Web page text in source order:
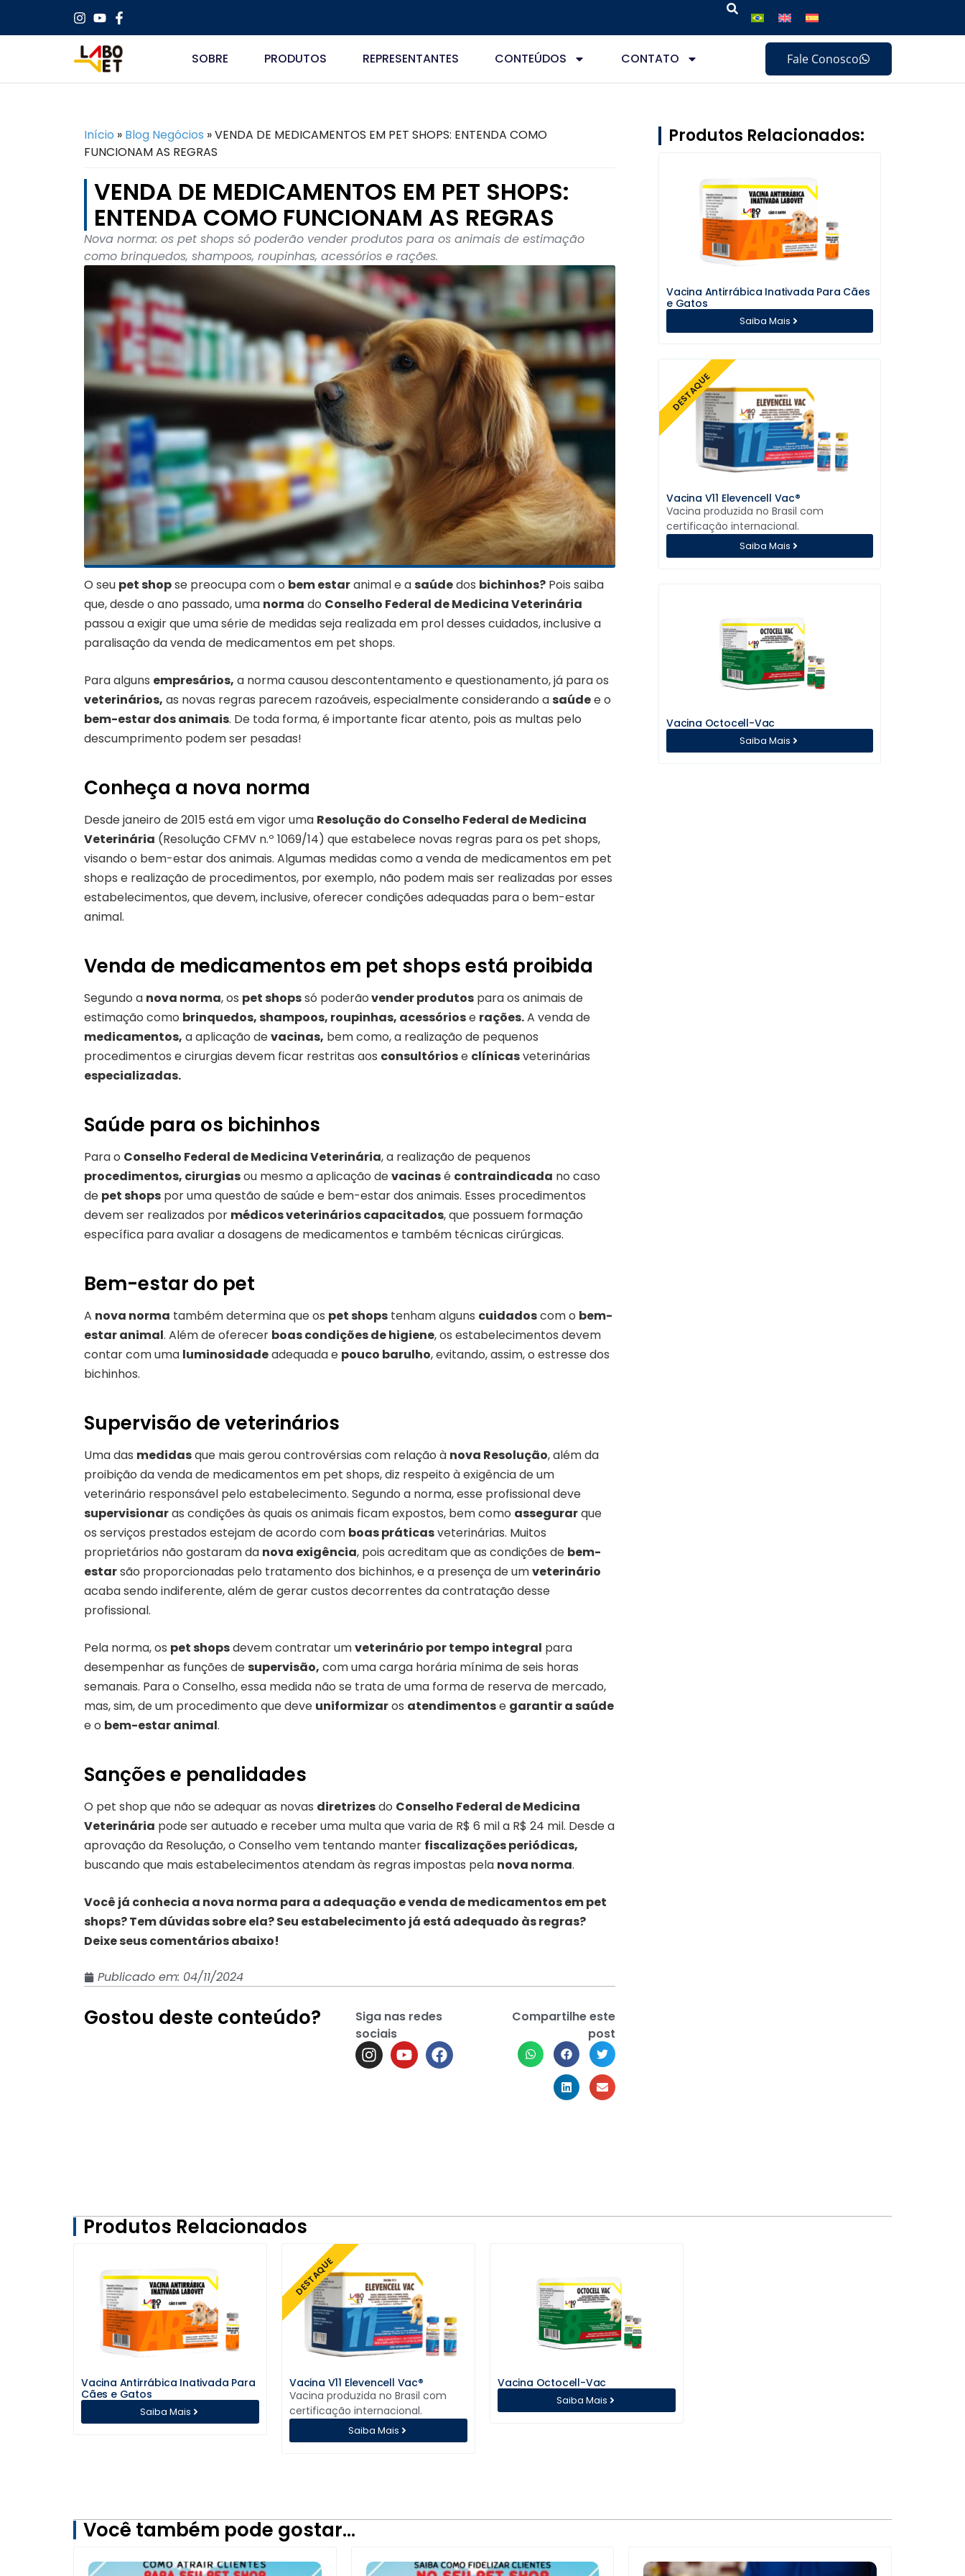
SOBRE PRODUTOS REPRESENTANTES CONTEÚDOS CONTATO Fale Conosco
Início » Blog Negócios »VENDA DE MEDICAMENTOS EM PET SHOPS: ENTENDA COMO
FUNCIONAM AS REGRAS
VENDA DE MEDICAMENTOS EM PET SHOPS:
ENTENDA COMO FUNCIONAM AS REGRAS
Nova norma: os pet shops só poderão vender produtos para os animais de estimação
como brinquedos, shampoos, roupinhas, acessórios e rações.
O seu pet shopse preocupa com o bem estaranimal e asaúdedos bichinhos? Pois saiba
que, desde o ano passado, uma norma do Conselho Federal de Medicina Veterinária
passou a exigir que uma série de medidas seja realizada em prol desses cuidados, inclusive a
paralisação da venda de medicamentos em pet shops.
Para alguns empresários, a norma causou descontentamento e questionamento, já para os
veterinários, as novas regras parecem razoáveis, especialmente considerando asaúdee o
bem-estar dos animais. De toda forma, é importante ficar atento, pois as multas pelo
descumprimento podem ser pesadas!
Conheça a nova norma
Desde janeiro de 2015 está em vigor uma Resolução do Conselho Federal de Medicina
Veterinária (Resolução CFMV n.º 1069/14) que estabelece novas regras para os pet shops,
visando o bem-estar dos animais. Algumas medidas como a venda de medicamentos em pet
shops e realização de procedimentos, por exemplo, não podem mais ser realizadas por esses
estabelecimentos, que devem, inclusive, oferecer condições adequadas para o bem-estar
animal.
Venda de medicamentos em pet shops está proibida
Segundo a nova norma, os pet shopssó poderãovender produtos para os animais de
estimação como brinquedos, shampoos, roupinhas, acessóriose rações.A venda de
medicamentos, a aplicação devacinas, bem como, a realização de pequenos
procedimentos e cirurgias devem ficar restritas aos consultóriose clínicasveterinárias
especializadas.
Saúde para os bichinhos
Para o Conselho Federal de Medicina Veterinária, a realização de pequenos
procedimentos, cirurgiasou mesmo a aplicação devacinasé contraindicada no caso
de pet shops por uma questão de saúde e bem-estar dos animais. Esses procedimentos
devem ser realizados por médicos veterinários capacitados, que possuem formação
específica para avaliar a dosagens de medicamentos e também técnicas cirúrgicas.
Bem-estar do pet
A nova norma também determina que os pet shops tenham alguns cuidadoscom o bem-
estar animal. Além de oferecer boas condições de higiene, os estabelecimentos devem
contar com uma luminosidadeadequada e pouco barulho, evitando, assim, o estresse dos
bichinhos.
Supervisão de veterinários
Uma das medidasque mais gerou controvérsias com relação à nova Resolução, além da
proibição da venda de medicamentos em pet shops, diz respeito à exigência de um
veterinário responsável pelo estabelecimento. Segundo a norma, esse profissional deve
supervisionaras condições às quais os animais ficam expostos, bem como assegurarque
os serviços prestados estejam de acordo com boas práticasveterinárias. Muitos
proprietários não gostaram da nova exigência, pois acreditam que as condições de bem-
estarsão proporcionadas pelo tratamento dos bichinhos, e a presença de umveterinário
acaba sendo indiferente, além de gerar custos decorrentes da contratação desse
profissional.
Pela norma, os pet shopsdevem contratar umveterinário por tempo integral para
desempenhar as funções desupervisão, com uma carga horária mínima de seis horas
semanais. Para o Conselho, essa medida não se trata de uma forma de reserva de mercado,
mas, sim, de um procedimento que deve uniformizaros atendimentose garantir a saúde
e o bem-estar animal.
Sanções e penalidades
O pet shop que não se adequar as novas diretrizesdo Conselho Federal de Medicina
Veterinária pode ser autuado e receber uma multa que varia de R$ 6 mil a R$ 24 mil. Desde a
aprovação da Resolução, o Conselho vem tentando manter fiscalizações periódicas,
buscando que mais estabelecimentos atendam às regras impostas pela nova norma.
Você já conhecia a nova norma para a adequação e venda de medicamentos em pet
shops? Tem dúvidas sobre ela? Seu estabelecimento já está adequado às regras?
Deixe seus comentários abaixo!
Publicado em: 04/11/2024
Gostou deste conteúdo?
Siga nas redes
sociais
Compartilhe este
post
Produtos Relacionados:
Saiba Mais
Vacina Antirrábica Inativada Para Cães
e Gatos
DESTAQUE
Saiba Mais
Vacina V11 Elevencell Vac®
Vacina produzida no Brasil com
certificação internacional.
Saiba Mais
Vacina Octocell-Vac
Produtos Relacionados
Saiba Mais
Vacina Antirrábica Inativada Para
Cães e Gatos
DESTAQUE
Saiba Mais
Vacina V11 Elevencell Vac®
Vacina produzida no Brasil com
certificação internacional.
Saiba Mais
Vacina Octocell-Vac
Você também pode gostar…